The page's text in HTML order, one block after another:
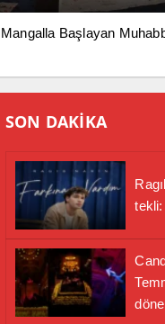
Mangalla Başlayan
SON DAKİKA
tekli: